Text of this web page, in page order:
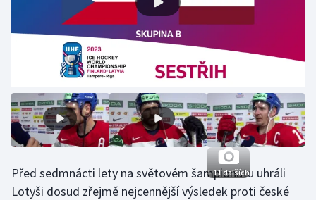
Gymnastika
Judo
Lezení
+ 11 dalších
Před sedmnácti lety na světovém šampionátu uhráli
Lotyši dosud zřejmě nejcennější výsledek proti české